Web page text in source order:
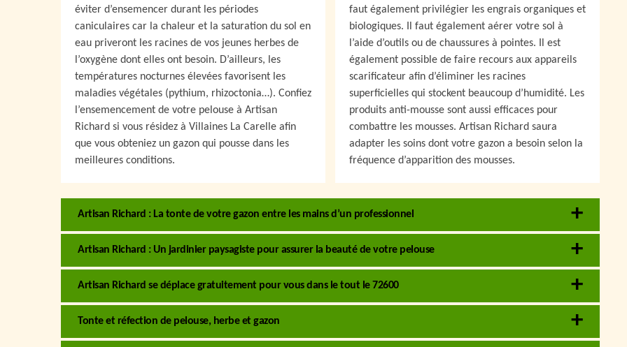
éviter d’ensemencer durant les périodes
caniculaires car la chaleur et la saturation du sol en
eau priveront les racines de vos jeunes herbes de
l’oxygène dont elles ont besoin. D’ailleurs, les
températures nocturnes élevées favorisent les
maladies végétales (pythium, rhizoctonia…). Confiez
l’ensemencement de votre pelouse à Artisan
Richard si vous résidez à Villaines La Carelle afin
que vous obteniez un gazon qui pousse dans les
meilleures conditions.
faut également privilégier les engrais organiques et
biologiques. Il faut également aérer votre sol à
l’aide d’outils ou de chaussures à pointes. Il est
également possible de faire recours aux appareils
scarificateur afin d’éliminer les racines
superficielles qui stockent beaucoup d’humidité. Les
produits anti-mousse sont aussi efficaces pour
combattre les mousses. Artisan Richard saura
adapter les soins dont votre gazon a besoin selon la
fréquence d’apparition des mousses.
Artisan Richard : La tonte de votre gazon entre les mains d’un professionnel
Artisan Richard : Un jardinier paysagiste pour assurer la beauté de votre pelouse
Artisan Richard se déplace gratuitement pour vous dans le tout le 72600
Tonte et réfection de pelouse, herbe et gazon